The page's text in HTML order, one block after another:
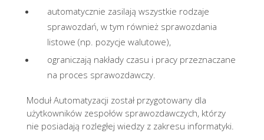
automatycznie zasilają wszystkie rodzaje
sprawozdań, w tym również sprawozdania
listowe (np. pozycje walutowe),
ograniczają nakłady czasu i pracy przeznaczane
na proces sprawozdawczy.
Moduł Automatyzacji został przygotowany dla
użytkowników zespołów sprawozdawczych, którzy
nie posiadają rozległej wiedzy z zakresu informatyki.